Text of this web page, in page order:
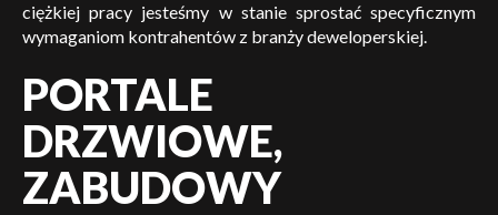
ciężkiej pracy jesteśmy w stanie sprostać specyficznym
wymaganiom kontrahentów z branży deweloperskiej.
PORTALE
DRZWIOWE,
ZABUDOWY